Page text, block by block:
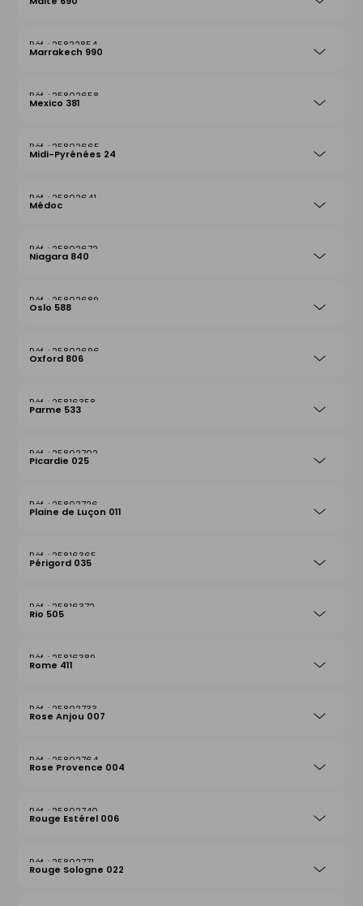
25822854
Marrakech 990
25802658
Mexico 381
25802665
Midi-Pyrénées 24
25802641
Médoc
25802672
Niagara 840
25802689
Oslo 588
25802696
Oxford 806
25816358
Parme 533
25802702
Picardie 025
25802726
Plaine de Luçon 011
25816365
Périgord 035
25816372
Rio 505
25816389
Rome 411
25802733
Rose Anjou 007
25802764
Rose Provence 004
25802740
Rouge Estérel 006
25802771
Rouge Sologne 022